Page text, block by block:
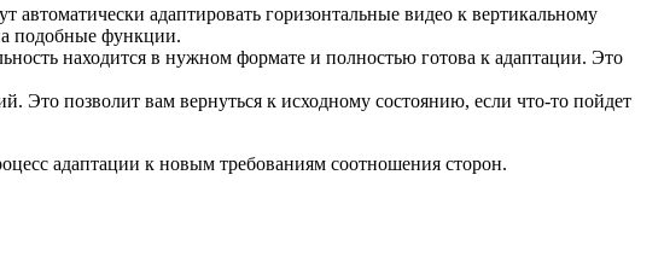
адаптировать горизонтальные видео к вертикальному
подобные функции.
находится в нужном формате и полностью готова к адаптации. Это
позволит вам вернуться к исходному состоянию, если что-то пойдет
адаптации к новым требованиям соотношения сторон.